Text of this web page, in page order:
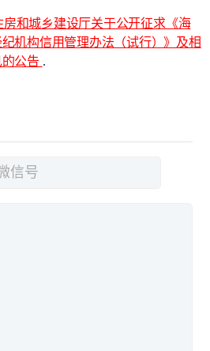
房和城乡建设厅关于公开征求《海
机构信用管理办法（试行）》及相
公告 .